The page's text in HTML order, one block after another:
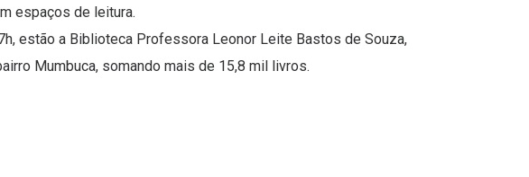
espaços de leitura.
estão a Biblioteca Professora Leonor Leite Bastos de Souza,
Mumbuca, somando mais de 15,8 mil livros.